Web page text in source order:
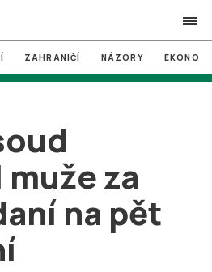
search
ZAHRANIČÍ NÁZORY
za
na pět